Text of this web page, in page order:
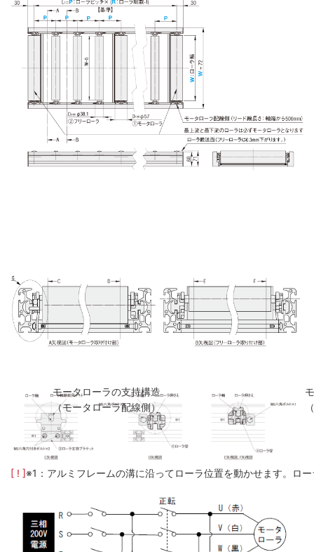
モータローラの支持構造
（モータローラ配線側）
[ ! ]※1：アルミフレームの溝に沿ってローラ位置を動かせます。ロ